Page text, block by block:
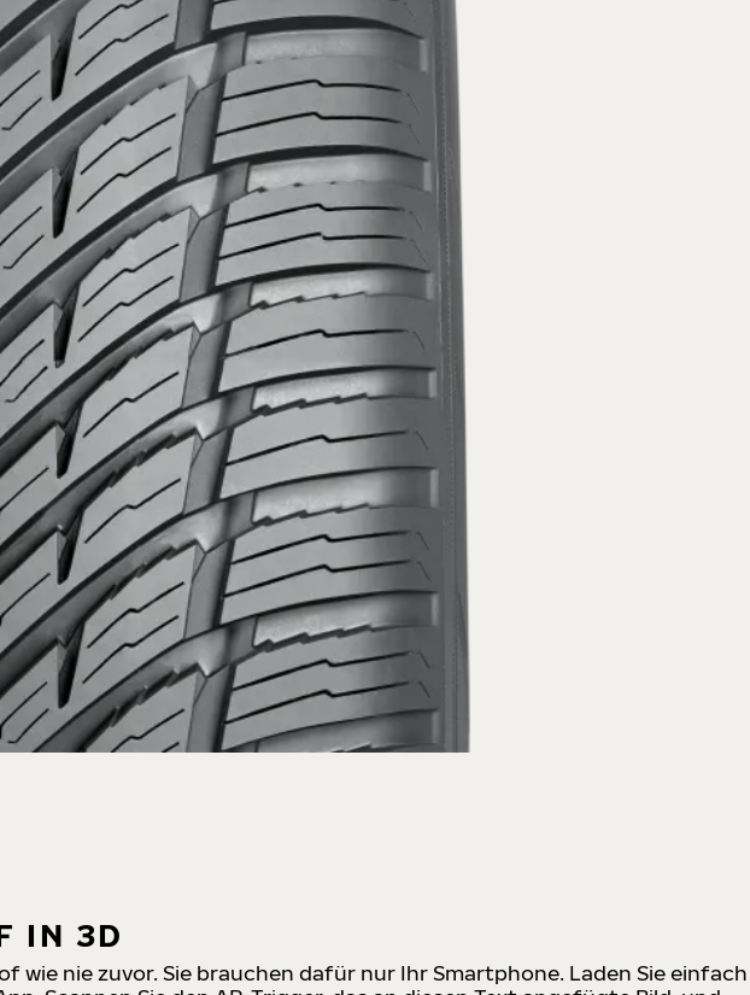
IN 3D
wie nie zuvor. Sie brauchen dafür nur Ihr Smartphone. Laden Sie einfach